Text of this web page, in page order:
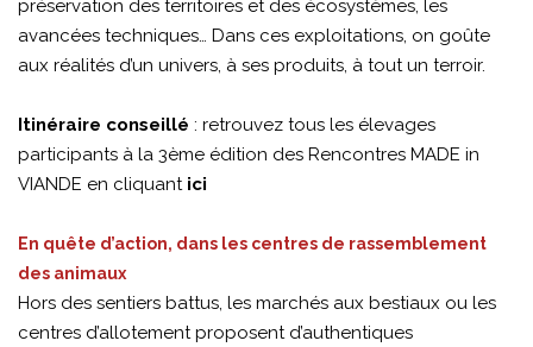
préservation des territoires et des écosystèmes, les
avancées techniques… Dans ces exploitations, on goûte
aux réalités d’un univers, à ses produits, à tout un terroir.
Itinéraire conseillé : retrouvez tous les élevages
participants à la 3ème édition des Rencontres MADE in
VIANDE en cliquant ici
En quête d’action, dans les centres de rassemblement
des animaux
Hors des sentiers battus, les marchés aux bestiaux ou les
centres d’allotement proposent d’authentiques